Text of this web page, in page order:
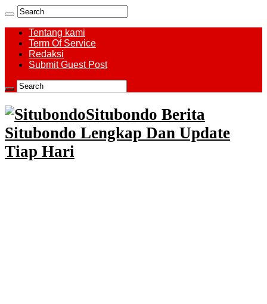
Tentang kami
Term Of Service
Redaksi
Submit Guest Post
Situbondo Berita
Situbondo Lengkap Dan Update
Tiap Hari